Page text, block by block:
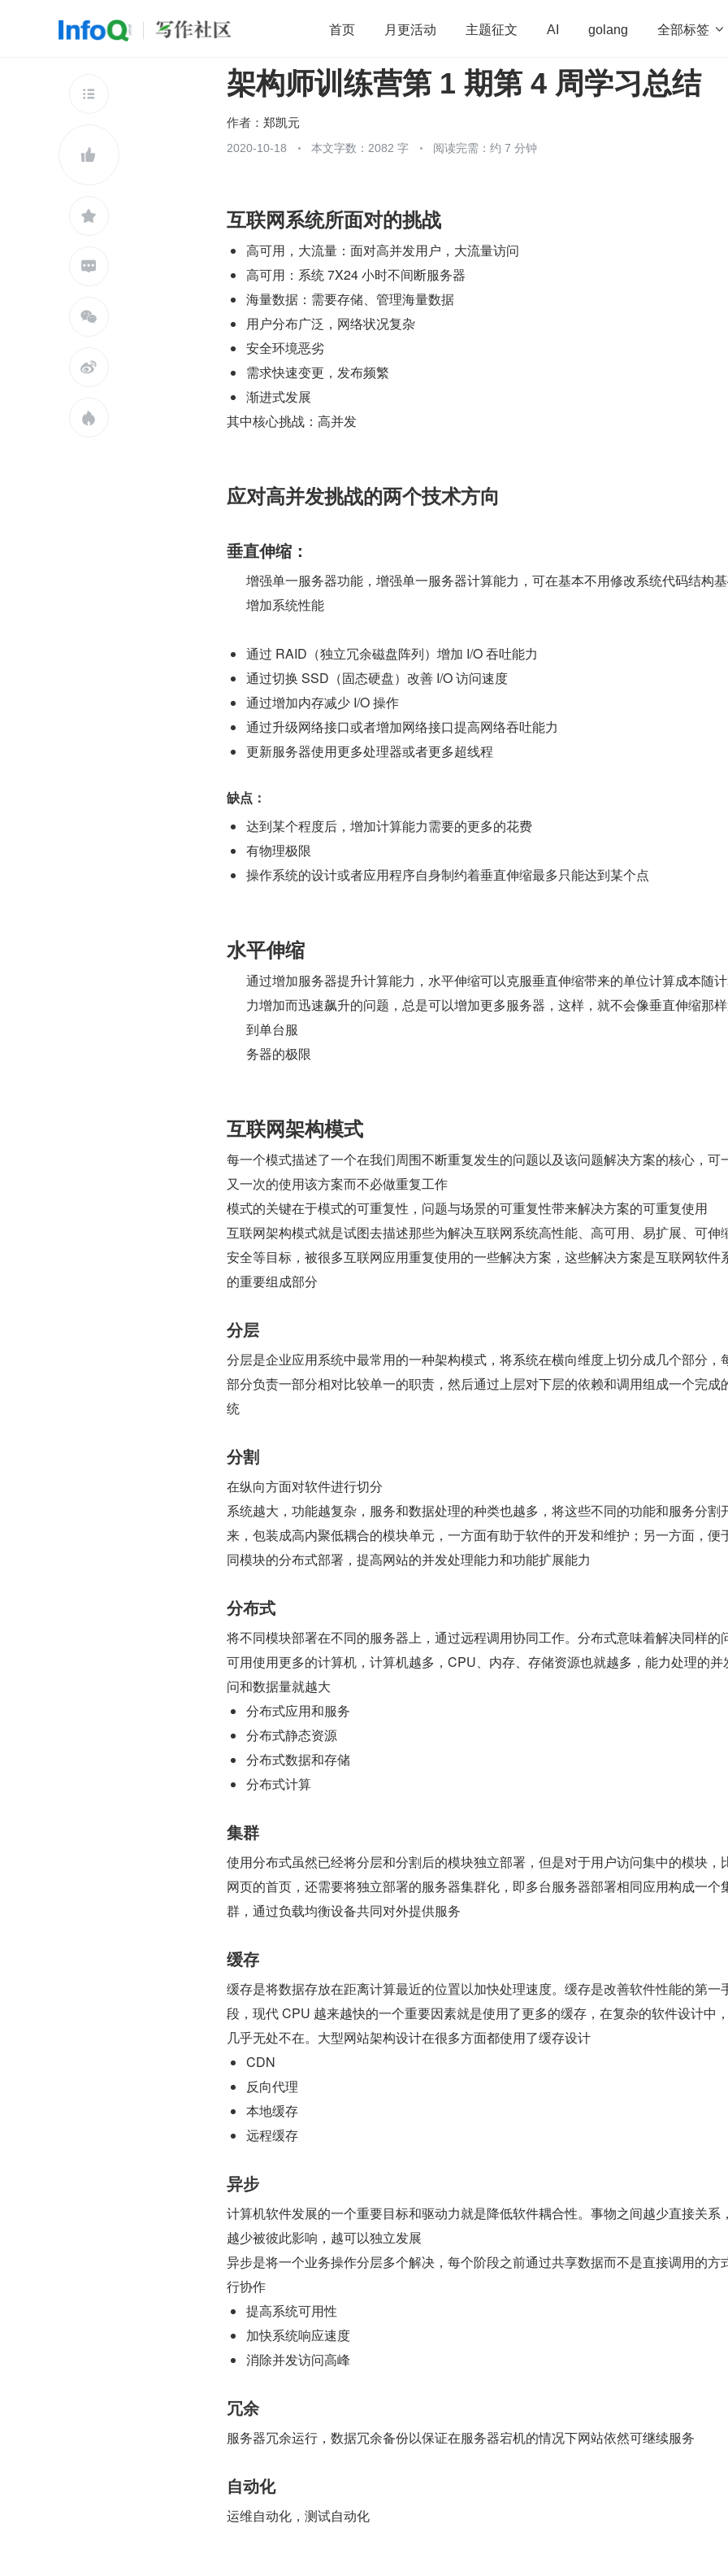
首页 月更活动 主题征文 AI golang 全部标签 
开源 架构 OpenHarmony 算法 学习方法 Web3.0
团队管理
查看更多







架构师训练营第 1 期第 4 周学习总结
作者： 郑凯元
2020-10-18 本文字数：2082 字 阅读完需：约 7 分钟
互联网系统所面对的挑战
高可用，大流量：面对高并发用户，大流量访问
高可用：系统 7X24 小时不间断服务器
海量数据：需要存储、管理海量数据
用户分布广泛，网络状况复杂
安全环境恶劣
需求快速变更，发布频繁
渐进式发展
其中核心挑战：高并发
应对高并发挑战的两个技术方向
垂直伸缩：
增强单一服务器功能，增强单一服务器计算能力，可在基本不用修改系统代码结构
增加系统性能
通过 RAID（独立冗余磁盘阵列）增加 I/O 吞吐能力
通过切换 SSD（固态硬盘）改善 I/O 访问速度
通过增加内存减少 I/O 操作
通过升级网络接口或者增加网络接口提高网络吞吐能力
更新服务器使用更多处理器或者更多超线程
缺点：
达到某个程度后，增加计算能力需要的更多的花费
有物理极限
操作系统的设计或者应用程序自身制约着垂直伸缩最多只能达到某个点
水平伸缩
通过增加服务器提升计算能力，水平伸缩可以克服垂直伸缩带来的单位计算成本随
力增加而迅速飙升的问题，总是可以增加更多服务器，这样，就不会像垂直伸缩那
到单台服
互联网架构模式
每一个模式描述了一个在我们周围不断重复发生的问题以及该问题解决方案的核心，可
又一次的使用该方案而不必做重复工作
模式的关键在于模式的可重复性，问题与场景的可重复性带来解决方案的可重复使用
互联网架构模式就是试图去描述那些为解决互联网系统高性能、高可用、易扩展、可伸缩
安全等目标，被很多互联网应用重复使用的一些解决方案，这些解决方案是互联网软件
的重要组成部分
分层
分层是企业应用系统中最常用的一种架构模式，将系统在横向维度上切分成几个部分，
部分负责一部分相对比较单一的职责，然后通过上层对下层的依赖和调用组成一个完成
统
分割
在纵向方面对软件进行切分
系统越大，功能越复杂，服务和数据处理的种类也越多，将这些不同的功能和服务分割
来，包装成高内聚低耦合的模块单元，一方面有助于软件的开发和维护；另一方面，便
同模块的分布式部署，提高网站的并发处理能力和功能扩展能力
分布式
将不同模块部署在不同的服务器上，通过远程调用协同工作。分布式意味着解决同样的
可用使用更多的计算机，计算机越多，CPU、内存、存储资源也就越多，能力处理的并
问和数据量就越大
分布式应用和服务
分布式静态资源
分布式数据和存储
分布式计算
集群
使用分布式虽然已经将分层和分割后的模块独立部署，但是对于用户访问集中的模块，
网页的首页，还需要将独立部署的服务器集群化，即多台服务器部署相同应用构成一个
群，通过负载均衡设备共同对外提供服务
缓存
缓存是将数据存放在距离计算最近的位置以加快处理速度。缓存是改善软件性能的第一
段，现代 CPU 越来越快的一个重要因素就是使用了更多的缓存，在复杂的软件设计中
几乎无处不在。大型网站架构设计在很多方面都使用了缓存设计
CDN
反向代理
本地缓存
远程缓存
异步
计算机软件发展的一个重要目标和驱动力就是降低软件耦合性。事物之间越少直接关系
越少被彼此影响，越可以独立发展
异步是将一个业务操作分层多个解决，每个阶段之前通过共享数据而不是直接调用的方
行协作
提高系统可用性
加快系统响应速度
消除并发访问高峰
冗余
服务器冗余运行，数据冗余备份以保证在服务器宕机的情况下网站依然可继续服务
自动化
运维自动化，测试自动化